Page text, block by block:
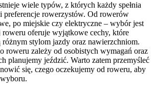
wiele typów, z których każdy spełnia
preferencje rowerzystów. Od rowerów
po miejskie czy elektryczne – wybór jest
oferuje wyjątkowe cechy, które
stylom jazdy oraz nawierzchniom.
roweru zależy od osobistych wymagań oraz
planujemy jeździć. Warto zatem przemyśleć
się, czego oczekujemy od roweru, aby